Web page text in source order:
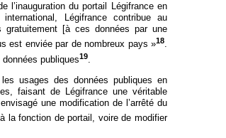
l’inauguration du portail Légifrance en
Légifrance contribue au
[à ces données par une
est enviée par de nombreux pays »18.
publiques19
usages des données publiques en
faisant de Légifrance une véritable
une modification de l’arrêté du
la fonction de portail, voire de modifier